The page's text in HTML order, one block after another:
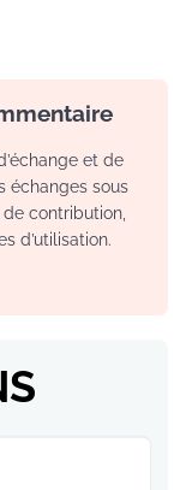
et de
échanges sous
contribution,
d’utilisation.